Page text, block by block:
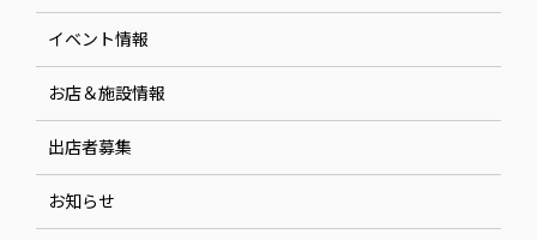
イベント情報
お店＆施設情報
出店者募集
お知らせ